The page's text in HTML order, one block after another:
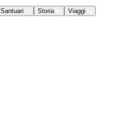
Santuari Storia Viaggi